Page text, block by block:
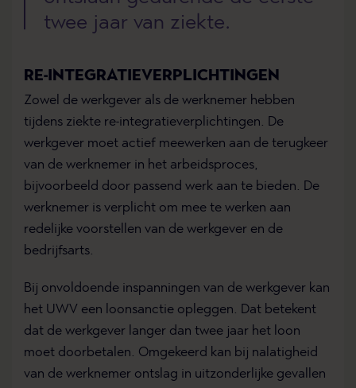
twee jaar van ziekte.
RE-INTEGRATIEVERPLICHTINGEN
Zowel de werkgever als de werknemer hebben
tijdens ziekte re-integratieverplichtingen. De
werkgever moet actief meewerken aan de terugkeer
van de werknemer in het arbeidsproces,
bijvoorbeeld door passend werk aan te bieden. De
werknemer is verplicht om mee te werken aan
redelijke voorstellen van de werkgever en de
bedrijfsarts.
Bij onvoldoende inspanningen van de werkgever kan
het UWV een loonsanctie opleggen. Dat betekent
dat de werkgever langer dan twee jaar het loon
moet doorbetalen. Omgekeerd kan bij nalatigheid
van de werknemer ontslag in uitzonderlijke gevallen